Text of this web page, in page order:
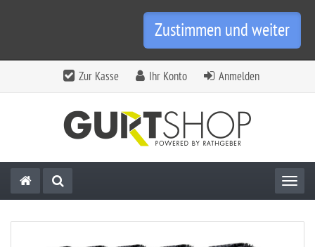
Zustimmen und weiter
Zur Kasse Ihr Konto Anmelden